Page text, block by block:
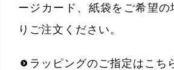
ージカード、紙袋をご希望の
りご注文ください。
ラッピングのご指定はこち